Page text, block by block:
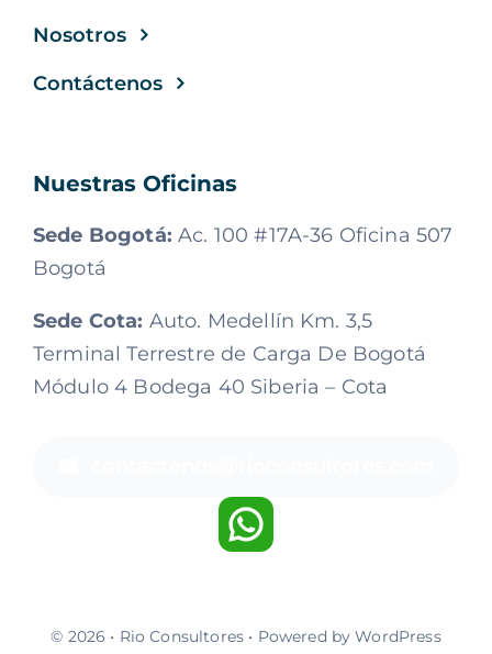
Nosotros
Contáctenos
Nuestras Oficinas
Sede Bogotá: Ac. 100 #17A-36 Oficina 507
Bogotá
Sede Cota: Auto. Medellín Km. 3,5
Terminal Terrestre de Carga De Bogotá
Módulo 4 Bodega 40 Siberia – Cota
© 2026 • Rio Consultores • Powered by WordPress